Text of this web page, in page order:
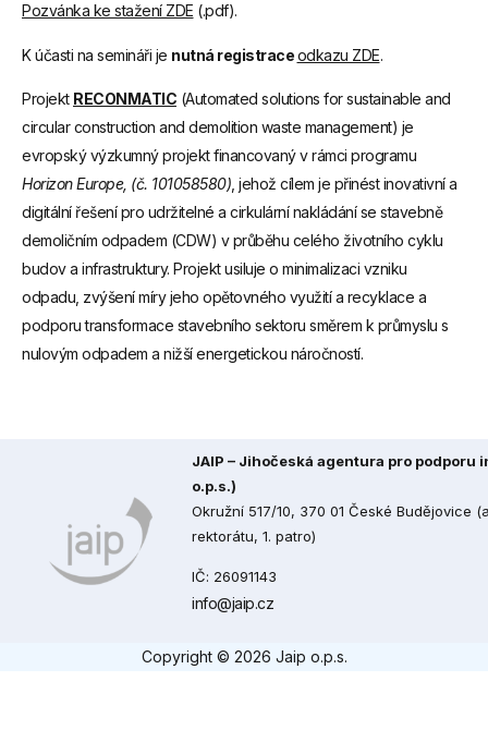
Pozvánka ke stažení ZDE (.pdf).
K účasti na semináři je nutná registraceodkazu ZDE.
Projekt RECONMATIC (Automated solutions for sustainable and
circular construction and demolition waste management) je
evropský výzkumný projekt financovaný v rámci programu
Horizon Europe, (č. 101058580) , jehož cílem je přinést inovativní a
digitální řešení pro udržitelné a cirkulární nakládání se stavebně
demoličním odpadem (CDW) v průběhu celého životního cyklu
budov a infrastruktury. Projekt usiluje o minimalizaci vzniku
odpadu, zvýšení míry jeho opětovného využití a recyklace a
podporu transformace stavebního sektoru směrem k průmyslu s
nulovým odpadem a nižší energetickou náročností.
JAIP – Jihočeská agentura pro podporu
o.p.s.)
Okružní 517/10, 370 01 České Budějovice
rektorátu, 1. patro)
IČ: 26091143
info@jaip.cz
Copyright © 2026 Jaip o.p.s.